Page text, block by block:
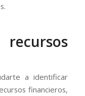
a identificar
financieros,